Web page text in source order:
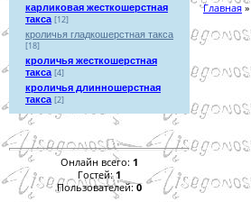
карликовая жесткошерстная
такса [12]
кроличья гладкошерстная такса
[18]
кроличья жесткошерстная
такса [4]
кроличья длинношерстная
такса [2]
Онлайн всего: 1
Гостей: 1
Пользователей:0
Главная»